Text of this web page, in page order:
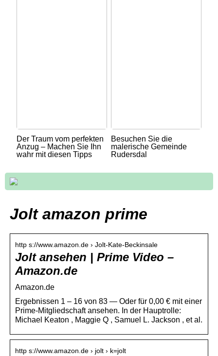
Der Traum vom perfekten
Anzug – Machen Sie Ihn
wahr mit diesen Tipps
Besuchen Sie die
malerische Gemeinde
Rudersdal
Jolt amazon prime
http s://www.amazon.de › Jolt-Kate-Beckinsale
Jolt ansehen | Prime Video –
Amazon.de
Amazon.de
Ergebnissen 1 – 16 von 83 — Oder für 0,00 € mit einer
Prime-Mitgliedschaft ansehen. In der Hauptrolle:
Michael Keaton , Maggie Q , Samuel L. Jackson , et al.
http s://www.amazon.de › jolt › k=jolt